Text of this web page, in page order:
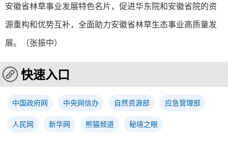
安徽省林草事业发展特色名片，促进华东院和安徽省院的资
源重构和优势互补，全面助力安徽省林草生态事业高质量发
展。（张振中）
快速入口
中国政府网 中央网信办 自然资源部 应急管理部
人民网 新华网 熊猫频道 秘境之眼